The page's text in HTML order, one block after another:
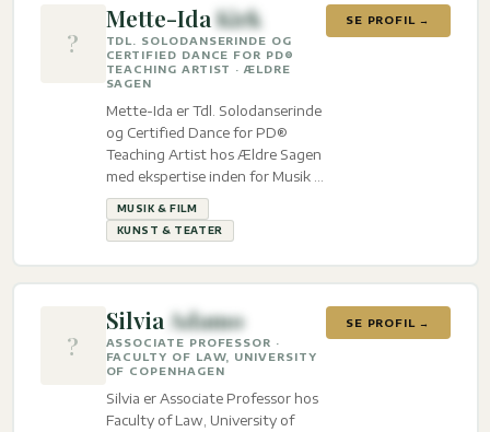
?
Mette-IdaKirk
TDL. SOLODANSERINDE OG
CERTIFIED DANCE FOR PD®
TEACHING ARTIST · ÆLDRE
SAGEN
Mette-Ida er Tdl. Solodanserinde
og Certified Dance for PD®
Teaching Artist hos Ældre Sagen
med ekspertise inden for Musik &
film og Kunst & teater.
MUSIK & FILM
KUNST & TEATER
SE PROFIL →
?
Silvia Adamo
ASSOCIATE PROFESSOR ·
FACULTY OF LAW, UNIVERSITY
OF COPENHAGEN
Silvia er Associate Professor hos
Faculty of Law, University of
SE PROFIL →